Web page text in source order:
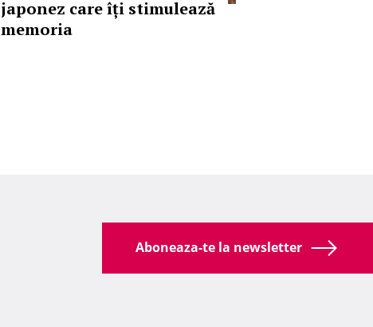
japonez care îți stimulează
memoria
Aboneaza-te la newsletter